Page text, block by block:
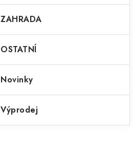
ZAHRADA
OSTATNÍ
Novinky
Výprodej